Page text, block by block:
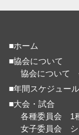
■ホーム
■協会について
協会について
■年間スケジュール
■大会・試合
各種委員会
1
女子委員会